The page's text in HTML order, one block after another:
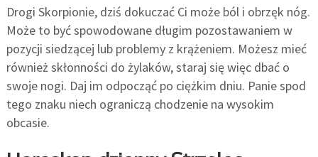
Drogi Skorpionie, dziś dokuczać Ci może ból i obrzęk nóg.
Może to być spowodowane długim pozostawaniem w
pozycji siedzącej lub problemy z krążeniem. Możesz mieć
również skłonności do żylaków, staraj się więc dbać o
swoje nogi. Daj im odpocząć po ciężkim dniu. Panie spod
tego znaku niech ograniczą chodzenie na wysokim
obcasie.